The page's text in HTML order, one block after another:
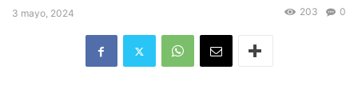
3 mayo, 2024 0
203